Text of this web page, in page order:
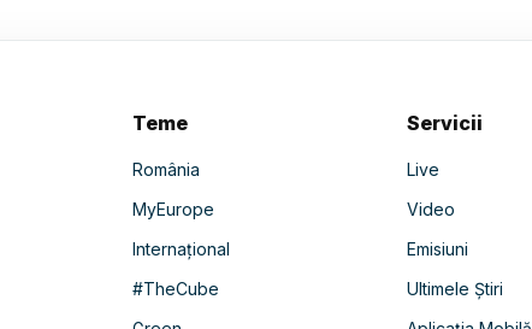
Teme
România
MyEurope
Internațional
#TheCube
Servicii
Live
Video
Emisiuni
Ultimele Știri